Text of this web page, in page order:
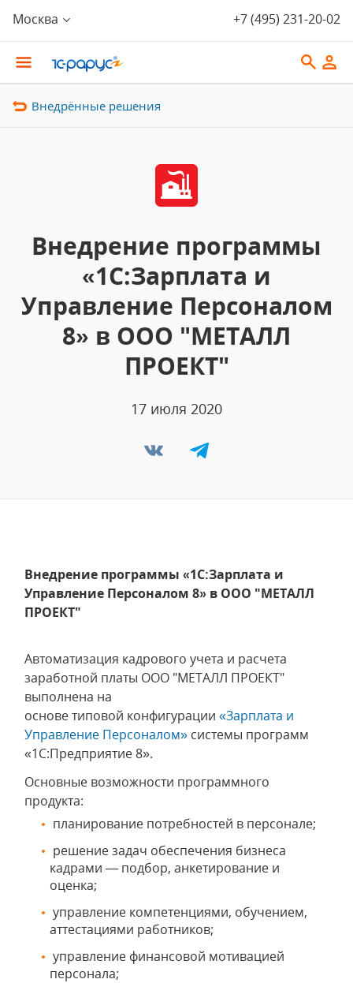
Москва +7 (495) 231-20-02
Внедрённые решения
Внедрение программы
«1С:Зарплата и
Управление Персоналом
8» в ООО "МЕТАЛЛ
ПРОЕКТ"
17 июля 2020
Внедрение программы «1С:Зарплата и
Управление Персоналом 8» в ООО "МЕТАЛЛ
ПРОЕКТ"
Автоматизация кадрового учета и расчета
заработной платы ООО "МЕТАЛЛ ПРОЕКТ"
выполнена на
основе типовой конфигурации «Зарплата и
Управление Персоналом» системы программ
«1С:Предприятие 8».
Основные возможности программного
продукта:
планирование потребностей в персонале;
решение задач обеспечения бизнеса
кадрами — подбор, анкетирование и
оценка;
управление компетенциями, обучением,
аттестациями работников;
управление финансовой мотивацией
персонала;